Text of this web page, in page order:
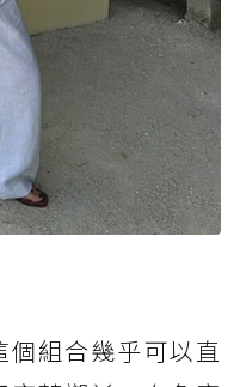
組合幾乎可以直